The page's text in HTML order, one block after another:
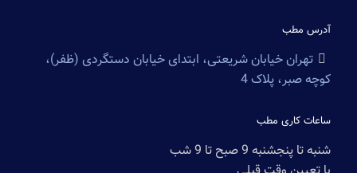
آدرس مطب
تهران خیابان شریعتی، ابتدای خیابان دستگردی (ظفر)،
کوچه صبر، پلاک 4
ساعات کاری مطب
شنبه تا پنجشنبه 9 صبح تا 9 شب